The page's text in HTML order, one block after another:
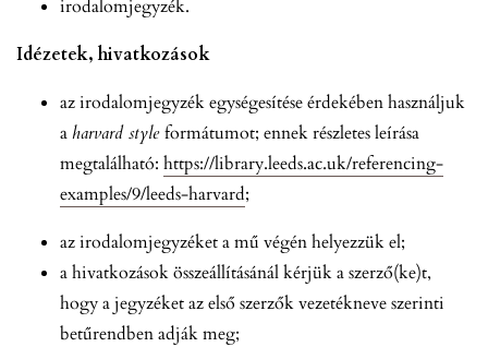
irodalomjegyzék.
Idézetek, hivatkozások
az irodalomjegyzék egységesítése érdekében használjuk
aharvard styleformátumot; ennek részletes leírása
megtalálható: https://library.leeds.ac.uk/referencing-
examples/9/leeds-harvard;
az irodalomjegyzéket a mű végén helyezzük el;
a hivatkozások összeállításánál kérjük a szerző(ke)t,
hogy a jegyzéket az első szerzők vezetékneve szerinti
betűrendben adják meg;